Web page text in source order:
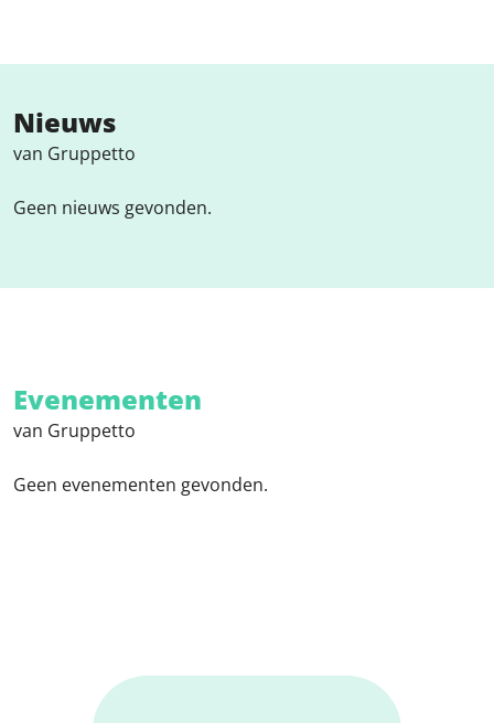
Nieuws
van Gruppetto
Geen nieuws gevonden.
Evenementen
van Gruppetto
Geen evenementen gevonden.